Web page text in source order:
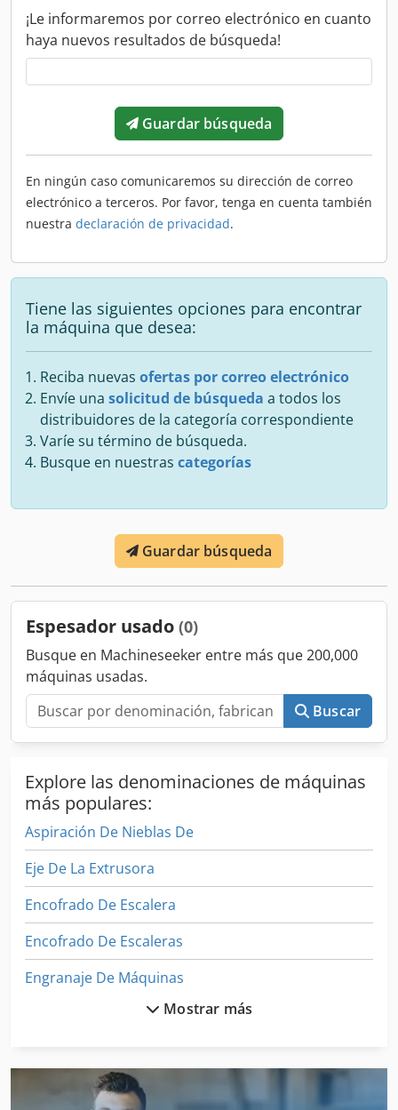
¡Le informaremos por correo electrónico en cuanto
haya nuevos resultados de búsqueda!
Guardar búsqueda
En ningún caso comunicaremos su dirección de correo
electrónico a terceros. Por favor, tenga en cuenta también
nuestra declaración de privacidad.
Tiene las siguientes opciones para encontrar
la máquina que desea:
Reciba nuevas ofertas por correo electrónico
Envíe una solicitud de búsqueda a todos los
distribuidores de la categoría correspondiente
Varíe su término de búsqueda.
Busque en nuestras categorías
Guardar búsqueda
Espesador usado (0)
Busque en Machineseeker entre más que 200,000
máquinas usadas.
Buscar
Explore las denominaciones de máquinas
más populares:
Aspiración De Nieblas De
Eje De La Extrusora
Encofrado De Escalera
Encofrado De Escaleras
Engranaje De Máquinas
Equipo De Taller
Mostrar más